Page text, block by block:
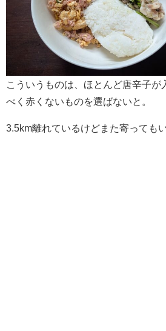
こういうものは、ほとんど唐辛子が
べく赤くないものを選ばないと。
3.5km離れているけどまた寄っても